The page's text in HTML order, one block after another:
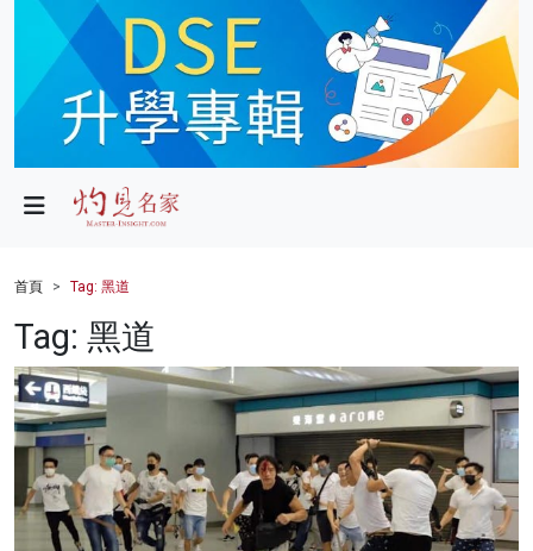
政局
財經
健康
商業
科技
影片
首頁 Tag: 黑道
Tag: 黑道